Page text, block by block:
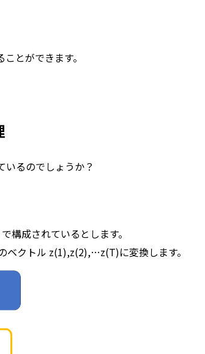
とができます。
いるのでしょうか？
構成されているとします。
ベクトル z(1),z(2),…z(T)に変換します。